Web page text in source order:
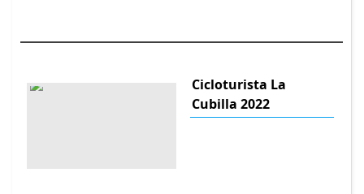
Cicloturista La
Cubilla 2022